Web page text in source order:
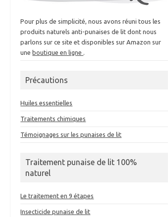
Pour plus de simplicité, nous avons réuni tous les
produits naturels anti-punaises de lit dont nous
parlons sur ce site et disponibles sur Amazon sur
uneboutique en ligne .
Précautions
Huiles essentielles
Traitements chimiques
Témoignages sur les punaises de lit
Traitement punaise de lit 100%
naturel
Le traitement en 9 étapes
Insecticide punaise de lit